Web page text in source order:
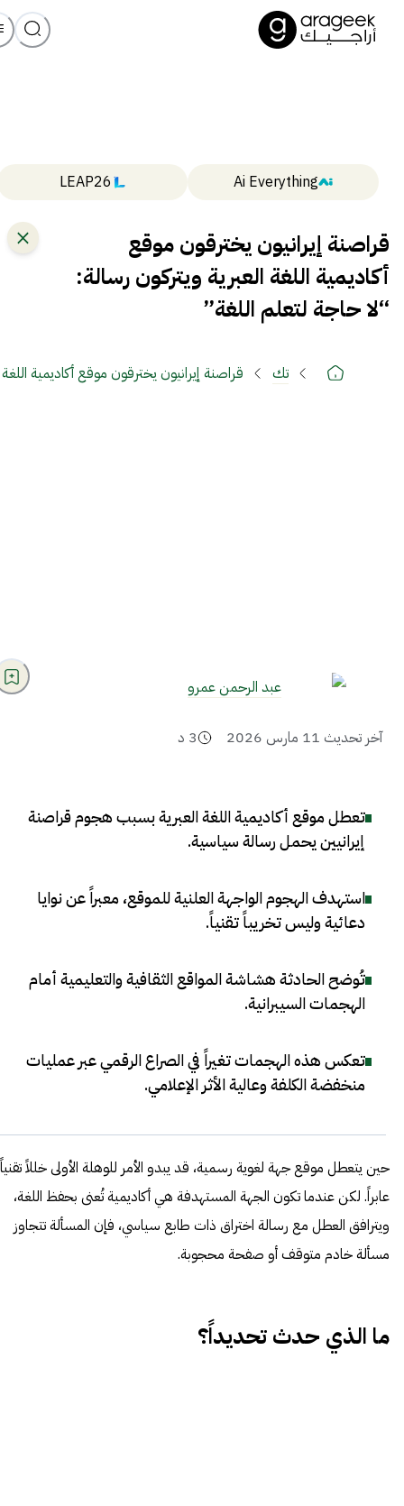
Ai Everything
LEAP26
قراصنة إيرانيون يخترقون موقع
أكاديمية اللغة العبرية ويتركون رسالة:
“لا حاجة لتعلم اللغة”
تك قراصنة إيرانيون يخترقون موقع أكاديمية
عبد الرحمن عمرو
آخر تحديث 11 مارس 2026 3 د
تعطل موقع أكاديمية اللغة العبرية بسبب هجوم قراصنة
إيرانيين يحمل رسالة سياسية.
استهدف الهجوم الواجهة العلنية للموقع، معبراً عن نوايا
دعائية وليس تخريباً تقنياً.
تُوضح الحادثة هشاشة المواقع الثقافية والتعليمية أمام
الهجمات السيبرانية.
تعكس هذه الهجمات تغيراً في الصراع الرقمي عبر عمليات
منخفضة الكلفة وعالية الأثر الإعلامي.
حين يتعطل موقع جهة لغوية رسمية، قد يبدو الأمر للوهلة الأولى خللاً تقنياً
عابراً. لكن عندما تكون الجهة المستهدفة هي أكاديمية تُعنى بحفظ اللغة،
ويترافق العطل مع رسالة اختراق ذات طابع سياسي، فإن المسألة تتجاوز
مسألة خادم متوقف أو صفحة محجوبة.
ما الذي حدث تحديداً؟